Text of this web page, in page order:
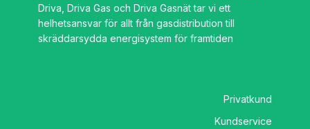
Driva, Driva Gas och Driva Gasnät tar vi ett
helhetsansvar för allt från gasdistribution till
skräddarsydda energisystem för framtiden
Privatkund
Kundservice